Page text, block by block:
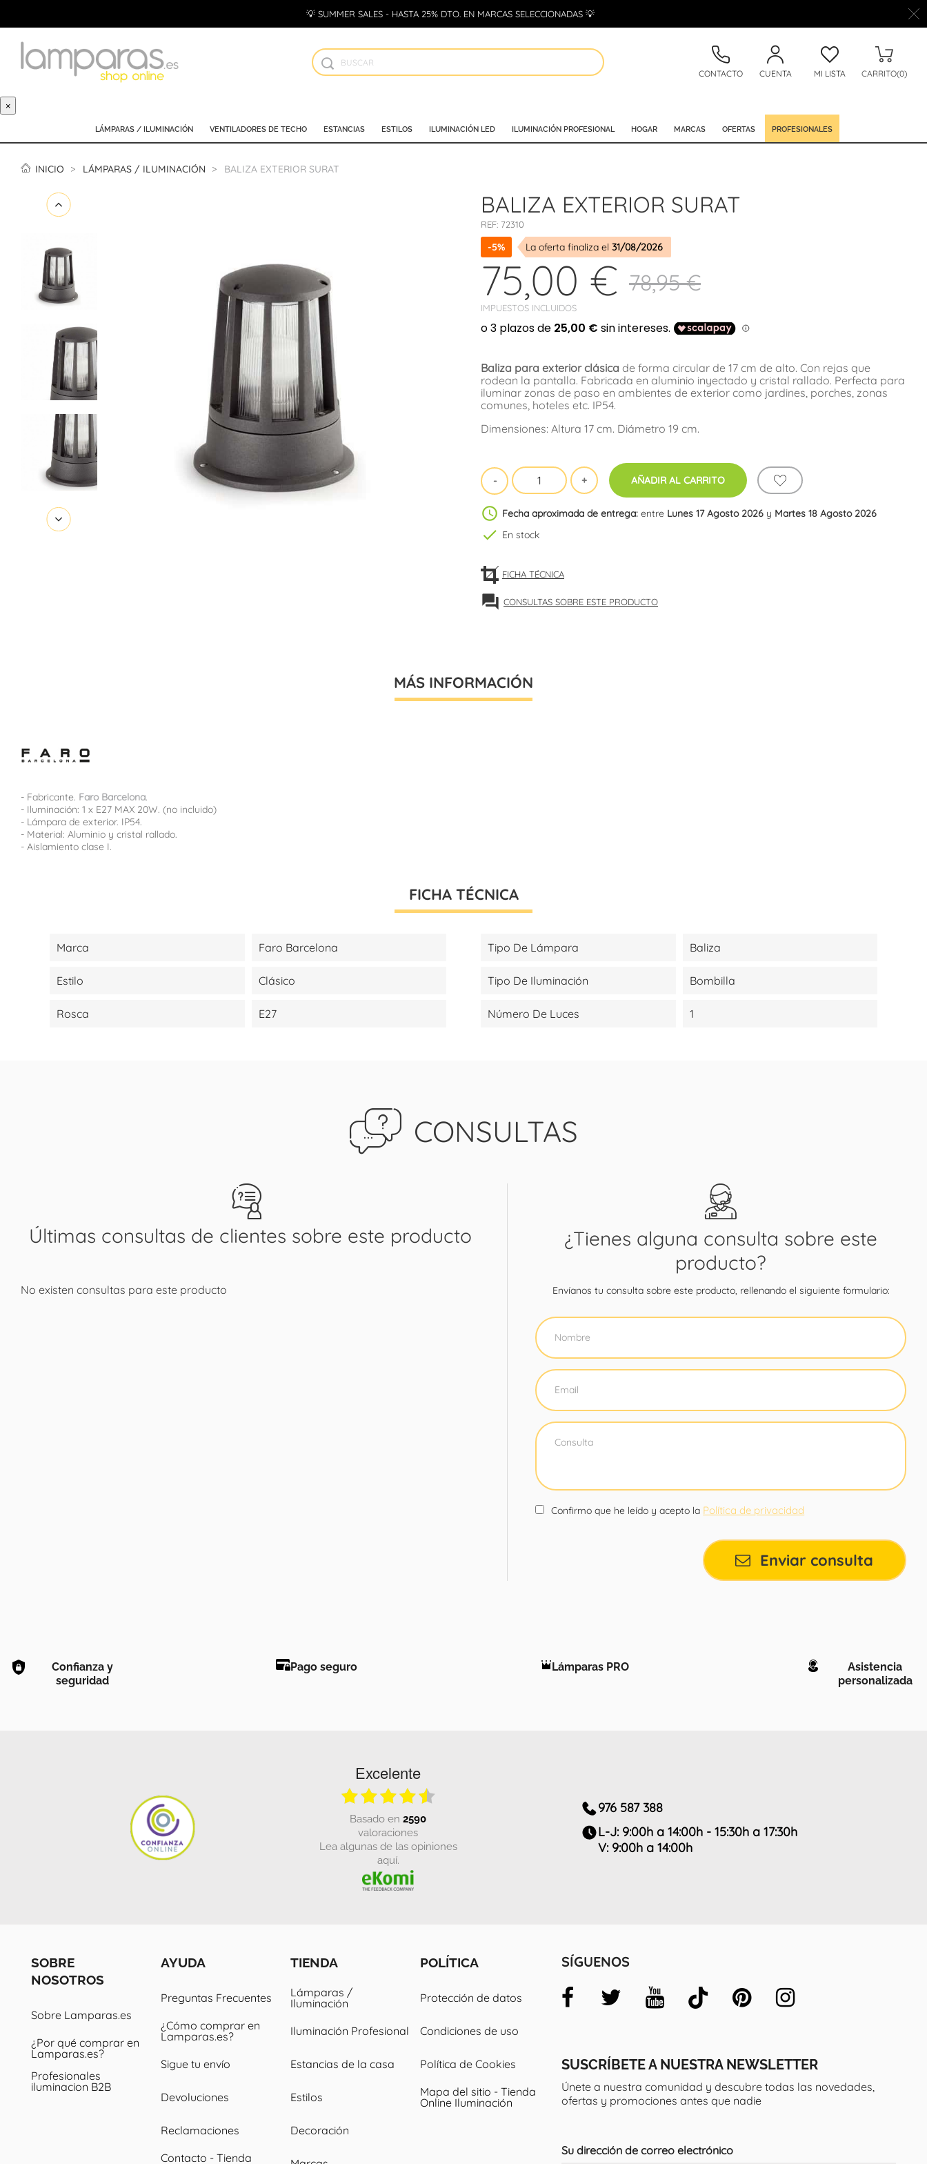
💡 SUMMER SALES - HASTA 25% DTO. EN MARCAS SELECCIONADAS 💡
CONTACTO CUENTA MI LISTA CARRITO(0)
×
LÁMPARAS / ILUMINACIÓN VENTILADORES DE TECHO ESTANCIAS ESTILOS ILUMINACIÓN LED ILUMINACIÓN PROFESIONAL HOGAR MARCAS OFERTAS PROFESIONALES
INICIO LÁMPARAS / ILUMINACIÓN BALIZA EXTERIOR SURAT
BALIZA EXTERIOR SURAT
REF: 72310
-5% La oferta finaliza el 31/08/2026
75,00 €
IMPUESTOS INCLUIDOS
78,95 €
Baliza para exteriorclásica de forma circular de 17 cm de alto. Con rejas que
rodean la pantalla. Fabricada en aluminio inyectado y cristal rallado. Perfecta para
iluminar zonas de paso en ambientes de exterior como jardines, porches, zonas
comunes, hoteles etc. IP54.
Dimensiones: Altura 17 cm. Diámetro 19 cm.
AÑADIR AL CARRITO
schedule Fecha aproximada de entrega: entre Lunes 17 Agosto 2026 y Martes 18 Agosto 2026
check En stock
FICHA TÉCNICA
forum CONSULTAS SOBRE ESTE PRODUCTO
MÁS INFORMACIÓN
- Fabricante. Faro Barcelona.
- Iluminación: 1 x E27 MAX 20W. (no incluido)
- Lámpara de exterior. IP54.
- Material: Aluminio y cristal rallado.
- Aislamiento clase I.
FICHA TÉCNICA
Marca Faro Barcelona Tipo De Lámpara Baliza
Estilo Clásico Tipo De Iluminación Bombilla
Rosca E27 Número De Luces 1
CONSULTAS
Últimas consultas de clientes sobre este producto
No existen consultas para este producto
¿Tienes alguna consulta sobre este
producto?
Envíanos tu consulta sobre este producto, rellenando el siguiente formulario:
Confirmo que he leído y acepto la Política de privacidad
Enviar consulta
Confianza y
seguridad
Pago seguro Lámparas PRO
Asistencia
personalizada
Excelente
basado en 2590
valoraciones
Lea algunas de las opiniones
aquí.
976 587 388
L-J: 9:00h a 14:00h - 15:30h a 17:30h
V: 9:00h a 14:00h
SOBRE
NOSOTROS
Sobre Lamparas.es
¿Por qué comprar en
Lamparas.es?
Profesionales
iluminacion B2B
AYUDA
Preguntas Frecuentes
¿Cómo comprar en
Lamparas.es?
Sigue tu envío
Devoluciones
Reclamaciones
Contacto - Tienda
TIENDA
Lámparas /
Iluminación
Iluminación Profesional
Estancias de la casa
Estilos
Decoración
POLÍTICA
Protección de datos
Condiciones de uso
Política de Cookies
Mapa del sitio - Tienda
Online Iluminación
SUSCRÍBETE A NUESTRA NEWSLETTER
Únete a nuestra comunidad y descubre todas las novedades,
ofertas y promociones antes que nadie
Su dirección de correo electrónico
SÍGUENOS